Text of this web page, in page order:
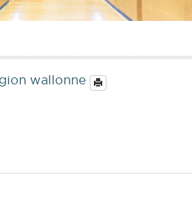
wallonne